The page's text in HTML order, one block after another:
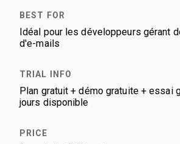
Idéal pour les développeurs gérant
d'e-mails
Plan gratuit + démo gratuite + essai
jours disponible